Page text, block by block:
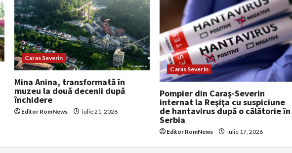
Caras Severin
Mina Anina, transformată în
muzeu la două decenii după
închidere
Editor RomNews iulie 21, 2026
Caras Severin
Pompier din Caraş‑Severin
internat la Reşiţa cu suspiciune
de hantavirus după o călătorie în
Serbia
Editor RomNews iulie 17, 2026